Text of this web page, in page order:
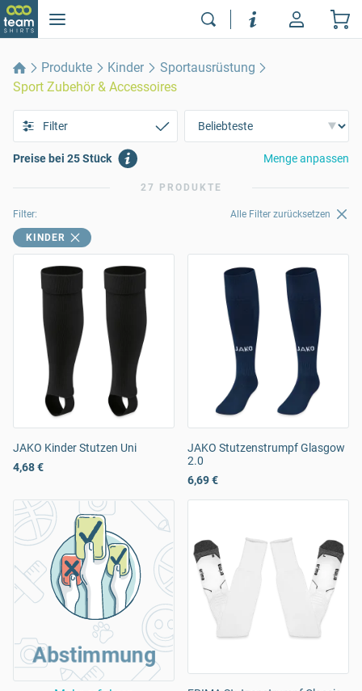
Produkte Kinder
Sportausrüstung
Sport Zubehör & Accessoires
Filter
Preise bei 25 Stück Menge anpassen
27 PRODUKTE
Filter: Alle Filter zurücksetzen
KINDER
JAKO Kinder Stutzen Uni
4,68 €
JAKO Stutzenstrumpf Glasgow
2.0
6,69 €
Abstimmung